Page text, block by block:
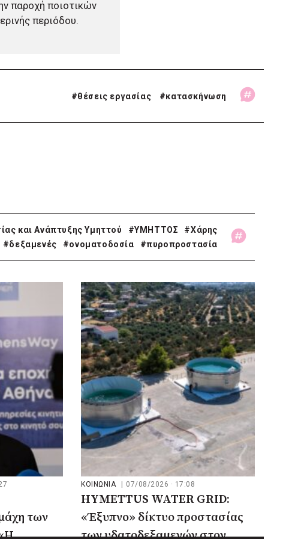
παροχή ποιοτικών
περιόδου.
#θέσεις εργασίας #κατασκήνωση
και Ανάπτυξης Υμηττού #ΥΜΗΤΤΟΣ
#Χάρης
#δεξαμενές #ονοματοδοσία #πυροπροστασία
των
ΚΟΙΝΩΝΙΑ 07/08/2026 · 17:08
HYMETTUS WATER GRID:
«Έξυπνο» δίκτυο προστασίας
των υδατοδεξαμενών στον